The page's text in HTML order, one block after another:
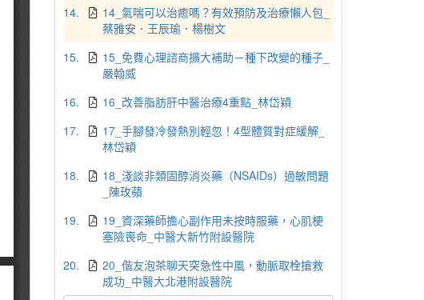
14.
14_氣喘可以治癒嗎？有效預防及治療懶人包_
蔡雅安．王辰瑜．楊樹文
15.
15_免費心理諮商擴大補助－種下改變的種子_
嚴翰威
16.
16_改善脂肪肝中醫治療4重點_林岱穎
17.
17_手腳發冷發熱別輕忽！4型體質對症緩解_
林岱穎
18.
18_淺談非類固醇消炎藥（NSAIDs）過敏問題
_陳玫蘋
19.
19_資深藥師擔心副作用未按時服藥，心肌梗
塞險喪命_中醫大新竹附設醫院
20.
20_偕友泡茶聊天突急性中風，動脈取栓搶救
成功_中醫大北港附設醫院